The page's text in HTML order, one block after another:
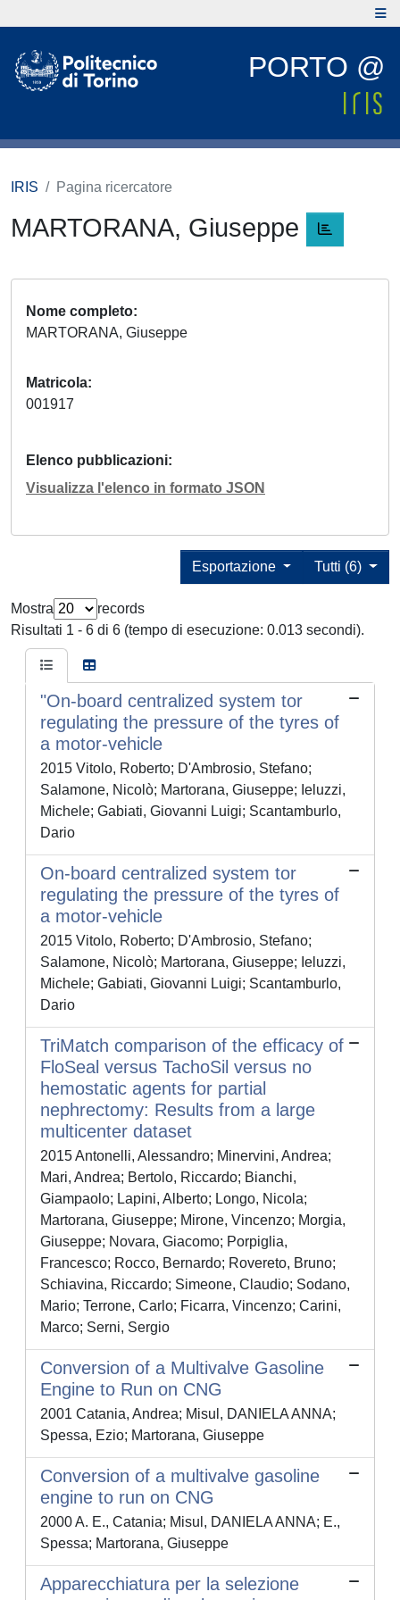
PORTO @
IRIS Pagina ricercatore
MARTORANA, Giuseppe
Nome completo
MARTORANA, Giuseppe
Matricola
001917
Elenco pubblicazioni
Visualizza l'elenco in formato JSON
Tutti (6)
Esportazione
Mostra
records
Risultati 1 - 6 di 6 (tempo di esecuzione: 0.013 secondi).
"On-board centralized system tor
regulating the pressure of the tyres of
a motor-vehicle
2015 Vitolo, Roberto; D'Ambrosio, Stefano;
Salamone, Nicolò; Martorana, Giuseppe; Ieluzzi,
Michele; Gabiati, Giovanni Luigi; Scantamburlo,
Dario
On-board centralized system tor
regulating the pressure of the tyres of
a motor-vehicle
2015 Vitolo, Roberto; D'Ambrosio, Stefano;
Salamone, Nicolò; Martorana, Giuseppe; Ieluzzi,
Michele; Gabiati, Giovanni Luigi; Scantamburlo,
Dario
TriMatch comparison of the efficacy of
FloSeal versus TachoSil versus no
hemostatic agents for partial
nephrectomy: Results from a large
multicenter dataset
2015 Antonelli, Alessandro; Minervini, Andrea;
Mari, Andrea; Bertolo, Riccardo; Bianchi,
Giampaolo; Lapini, Alberto; Longo, Nicola;
Martorana, Giuseppe; Mirone, Vincenzo; Morgia,
Giuseppe; Novara, Giacomo; Porpiglia,
Francesco; Rocco, Bernardo; Rovereto, Bruno;
Schiavina, Riccardo; Simeone, Claudio; Sodano,
Mario; Terrone, Carlo; Ficarra, Vincenzo; Carini,
Marco; Serni, Sergio
Conversion of a Multivalve Gasoline
Engine to Run on CNG
2001 Catania, Andrea; Misul, DANIELA ANNA;
Spessa, Ezio; Martorana, Giuseppe
Conversion of a multivalve gasoline
engine to run on CNG
2000 A. E., Catania; Misul, DANIELA ANNA; E.,
Spessa; Martorana, Giuseppe
Apparecchiatura per la selezione